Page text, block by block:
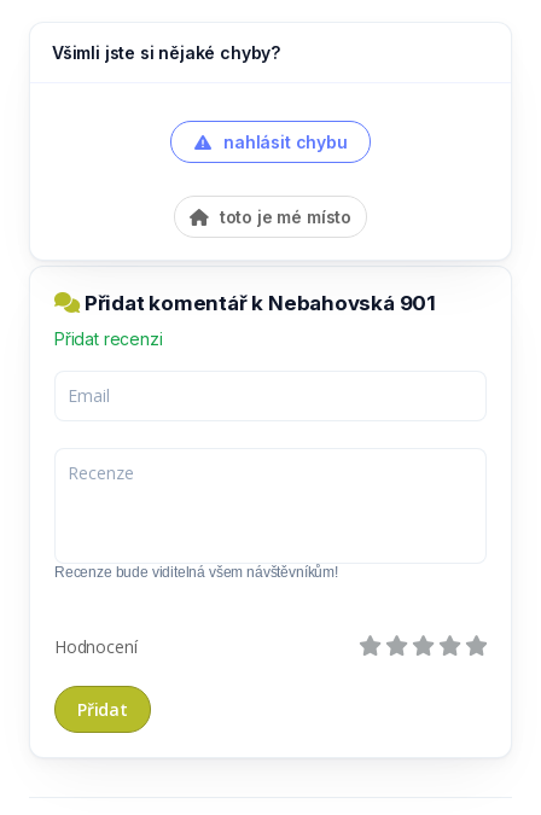
Všimli jste si nějaké chyby?
nahlásit chybu
toto je mé místo
Přidat komentář k Nebahovská 901
Přidat recenzi
Recenze bude viditelná všem návštěvníkům!
Hodnocení